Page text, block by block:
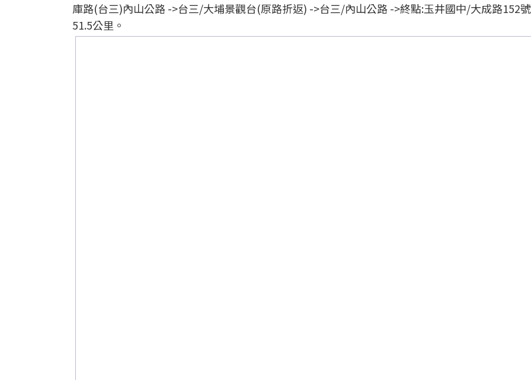
庫路(台三)內山公路 ->台三/大埔景觀台(原路折返) ->台三/內山公路 ->終點:玉井國中/大成路152
51.5公里。